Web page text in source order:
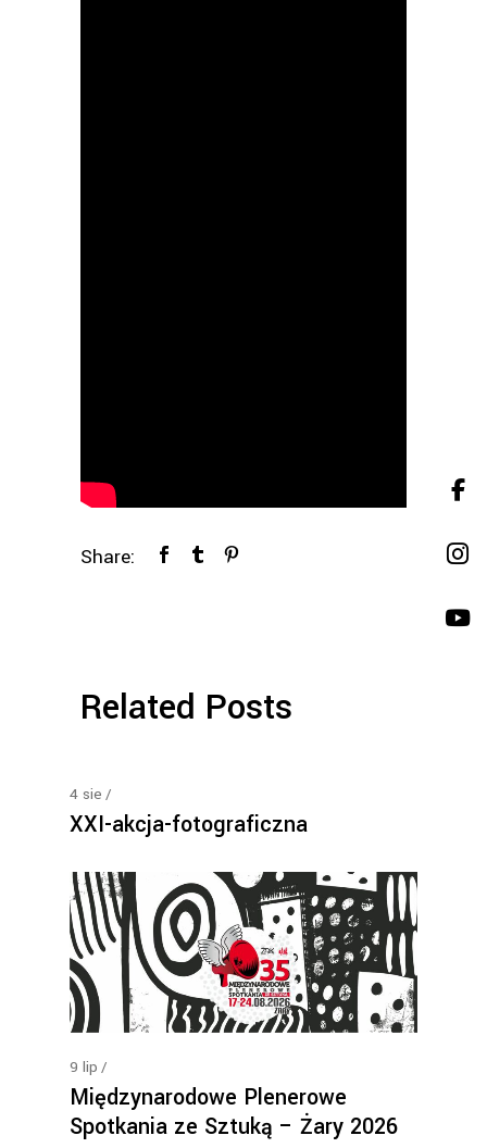
Share:
Related Posts
4 sie
XXI-akcja-fotograficzna
9 lip
Międzynarodowe Plenerowe
Spotkania ze Sztuką – Żary 2026